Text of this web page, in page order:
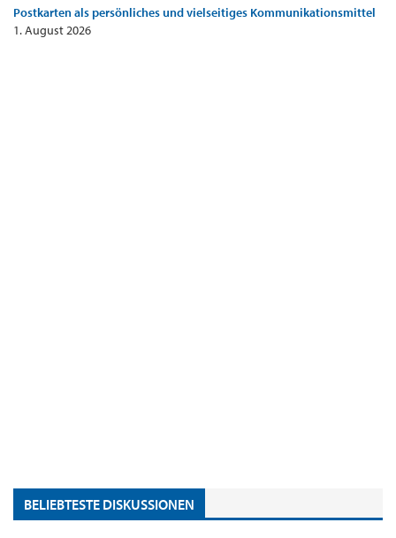
Postkarten als persönliches und vielseitiges Kommunikationsmittel
1. August 2026
BELIEBTESTE DISKUSSIONEN